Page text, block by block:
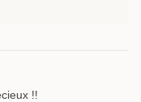
!!